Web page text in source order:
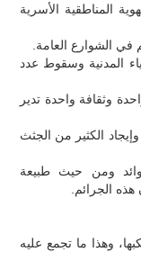
المناطقية الأسرية
في الشوارع العامة.
المدنية وسقوط عدد
وثقافة واحدة تدير
الكثير من الجثث
ومن حيث طبيعة
الجرائم.
وهذا ما تجمع عليه